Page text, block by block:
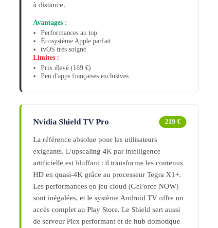
à distance.
Avantages :
Performances au top
Écosystème Apple parfait
tvOS très soigné
Limites :
Prix élevé (169 €)
Peu d'apps françaises exclusives
Nvidia Shield TV Pro 219 €
La référence absolue pour les utilisateurs
exigeants. L'upscaling 4K par intelligence
artificielle est bluffant : il transforme les contenus
HD en quasi-4K grâce au processeur Tegra X1+.
Les performances en jeu cloud (GeForce NOW)
sont inégalées, et le système Android TV offre un
accès complet au Play Store. Le Shield sert aussi
de serveur Plex performant et de hub domotique